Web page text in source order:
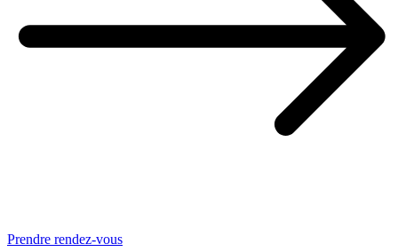
Prendre rendez-vous